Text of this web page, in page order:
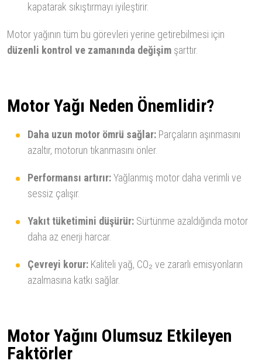
kapatarak sıkıştırmayı iyileştirir.
Motor yağının tüm bu görevleri yerine getirebilmesi için
düzenli kontrol ve zamanında değişim şarttır.
Motor Yağı Neden Önemlidir?
Daha uzun motor ömrü sağlar: Parçaların aşınmasını
azaltır, motorun tıkanmasını önler.
Performansı artırır:Yağlanmış motor daha verimli ve
sessiz çalışır.
Yakıt tüketimini düşürür: Sürtünme azaldığında motor
daha az enerji harcar.
Çevreyi korur: Kaliteli yağ, CO₂ ve zararlı emisyonların
azalmasına katkı sağlar.
Motor Yağını Olumsuz Etkileyen
Faktörler